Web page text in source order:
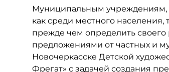
Муниципальным учреждениям,
как среди местного населения,
прежде чем определить
предложениями от частных и
Новочеркасске Детской
Фрегат» с задачей создания